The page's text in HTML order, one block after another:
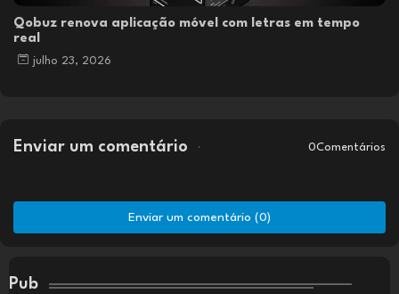
Qobuz renova aplicação móvel com letras em tempo
real
julho 23, 2026
Enviar um comentário 0Comentários
Enviar um comentário (0)
Pub